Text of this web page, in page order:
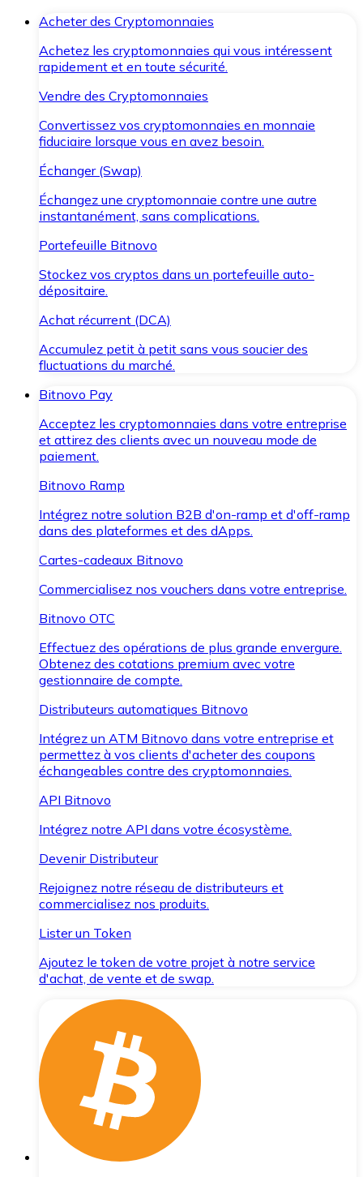
Acheter des Cryptomonnaies
Achetez les cryptomonnaies qui vous intéressent
rapidement et en toute sécurité.
Vendre des Cryptomonnaies
Convertissez vos cryptomonnaies en monnaie
fiduciaire lorsque vous en avez besoin.
Échanger (Swap)
Échangez une cryptomonnaie contre une autre
instantanément, sans complications.
Portefeuille Bitnovo
Stockez vos cryptos dans un portefeuille auto-
dépositaire.
Achat récurrent (DCA)
Accumulez petit à petit sans vous soucier des
fluctuations du marché.
Bitnovo Pay
Acceptez les cryptomonnaies dans votre entreprise
et attirez des clients avec un nouveau mode de
paiement.
Bitnovo Ramp
Intégrez notre solution B2B d'on-ramp et d'off-ramp
dans des plateformes et des dApps.
Cartes-cadeaux Bitnovo
Commercialisez nos vouchers dans votre entreprise.
Bitnovo OTC
Effectuez des opérations de plus grande envergure.
Obtenez des cotations premium avec votre
gestionnaire de compte.
Distributeurs automatiques Bitnovo
Intégrez un ATM Bitnovo dans votre entreprise et
permettez à vos clients d'acheter des coupons
échangeables contre des cryptomonnaies.
API Bitnovo
Intégrez notre API dans votre écosystème.
Devenir Distributeur
Rejoignez notre réseau de distributeurs et
commercialisez nos produits.
Lister un Token
Ajoutez le token de votre projet à notre service
d'achat, de vente et de swap.